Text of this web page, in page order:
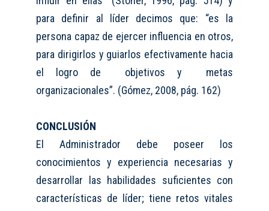
para definir al líder decimos que: “es la
persona capaz de ejercer influencia en otros,
para dirigirlos y guiarlos efectivamente hacia
el logro de objetivos y metas
organizacionales”. (Gómez, 2008, pág. 162)
CONCLUSIÓN
El Administrador debe poseer los
conocimientos y experiencia necesarias y
desarrollar las habilidades suficientes con
características de líder; tiene retos vitales